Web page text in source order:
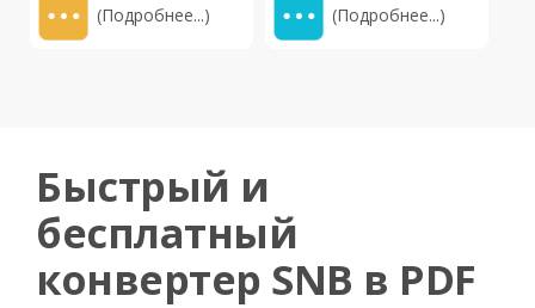
(Подробнее...) (Подробнее...)
Быстрый и
бесплатный
конвертер SNB в PDF